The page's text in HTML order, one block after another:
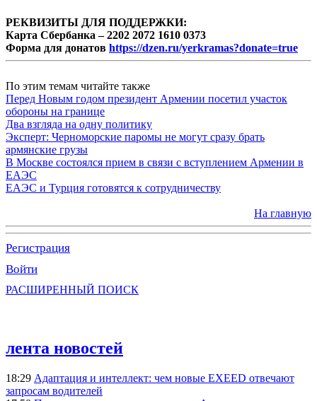
РЕКВИЗИТЫ ДЛЯ ПОДДЕРЖКИ:
Карта Сбербанка – 2202 2072 1610 0373
Форма для донатов https://dzen.ru/yerkramas?donate=true
По этим темам читайте также
Перед Новым годом президент Армении посетил участок
обороны на границе
Два взгляда на одну политику
Эксперт: Черноморские паромы не могут сразу брать
армянские грузы
В Москве состоялся прием в связи с вступлением Армении в
ЕАЭС
ЕАЭС и Турция готовятся к сотрудничеству
На главную
Регистрация
Войти
РАСШИРЕННЫЙ ПОИСК
лента новостей
18:29 Адаптация и интеллект: чем новые EXEED отвечают
запросам водителей